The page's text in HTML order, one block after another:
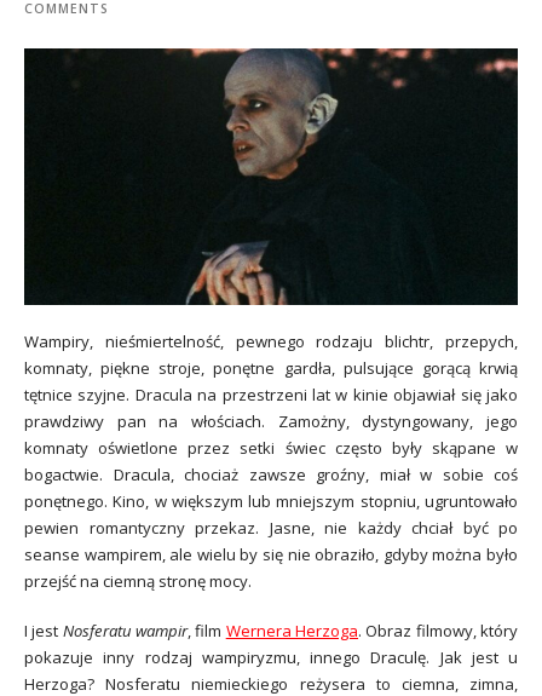
COMMENTS
Wampiry, nieśmiertelność, pewnego rodzaju blichtr, przepych,
komnaty, piękne stroje, ponętne gardła, pulsujące gorącą krwią
tętnice szyjne. Dracula na przestrzeni lat w kinie objawiał się jako
prawdziwy pan na włościach. Zamożny, dystyngowany, jego
komnaty oświetlone przez setki świec często były skąpane w
bogactwie. Dracula, chociaż zawsze groźny, miał w sobie coś
ponętnego. Kino, w większym lub mniejszym stopniu, ugruntowało
pewien romantyczny przekaz. Jasne, nie każdy chciał być po
seanse wampirem, ale wielu by się nie obraziło, gdyby można było
przejść na ciemną stronę mocy.
I jest Nosferatu wampir, film Wernera Herzoga. Obraz filmowy, który
pokazuje inny rodzaj wampiryzmu, innego Draculę. Jak jest u
Herzoga? Nosferatu niemieckiego reżysera to ciemna, zimna,